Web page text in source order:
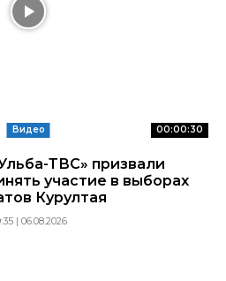
Видео 00:00:30
ТВС» призвали
участие в выборах
Курултая
| 06.08.2026